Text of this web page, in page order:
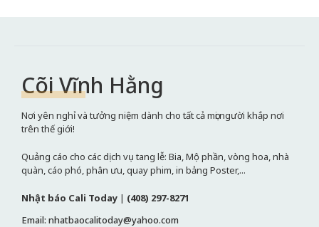
Cõi Vĩnh Hằng
Nơi yên nghỉ và tưởng niệm dành cho tất cả mọi người khắp nơi
trên thế giới!
Quảng cáo cho các dịch vụ tang lễ: Bia, Mộ phần, vòng hoa, nhà
quàn, cáo phó, phân ưu, quay phim, in bảng Poster,...
Nhật báo Cali Today | (408) 297-8271
Email: nhatbaocalitoday@yahoo.com